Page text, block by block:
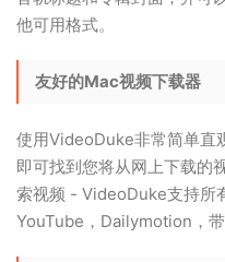
他可用格式。
友好的Mac视频下载器
使用VideoDuke非常简单直
即可找到您将从网上下载的
索视频 - VideoDuke支持所
YouTube，Dailymotion，